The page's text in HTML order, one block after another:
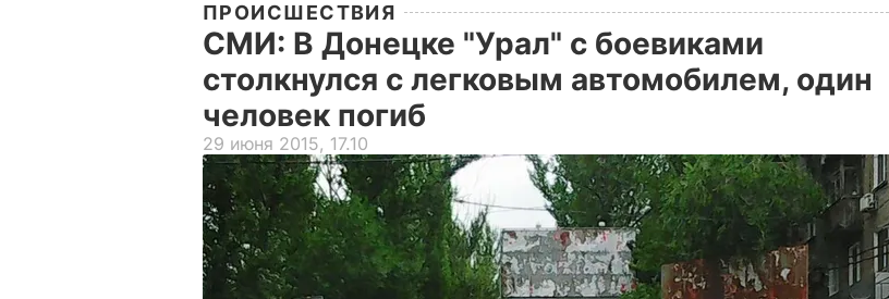
ПРОИСШЕСТВИЯ
СМИ: В Донецке "Урал" с боевиками
столкнулся с легковым автомобилем, один
человек погиб
29 июня 2015, 17.10